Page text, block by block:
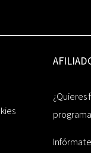
Infórmate